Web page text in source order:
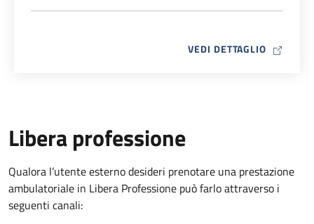
VEDI DETTAGLIO MAP ICON
Libera professione
Qualora l’utente esterno desideri prenotare una prestazione
ambulatoriale in Libera Professione può farlo attraverso i
seguenti canali: